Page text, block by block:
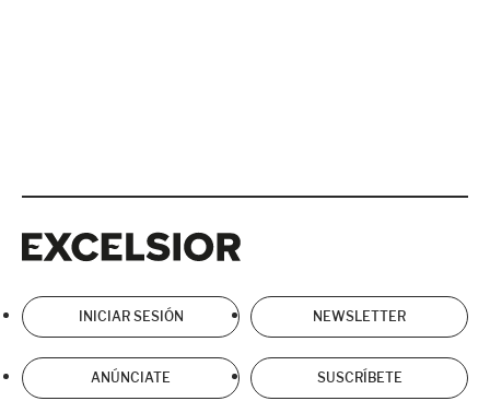
INICIAR SESIÓN NEWSLETTER
ANÚNCIATE SUSCRÍBETE